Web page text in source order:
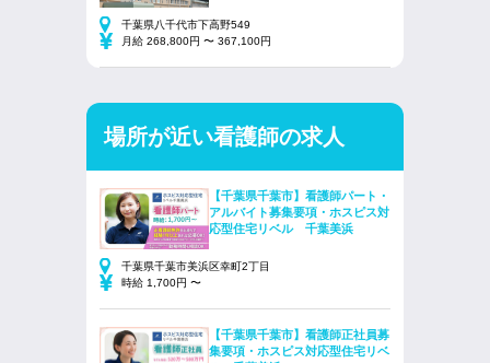
千葉県八千代市下高野549
月給 268,800円 〜 367,100円
場所が近い看護師の求人
【千葉県千葉市】看護師パート・
アルバイト募集要項・ホスピス対
応型住宅リベル 千葉美浜
千葉県千葉市美浜区幸町2丁目
時給 1,700円 〜
【千葉県千葉市】看護師正社員募
集要項・ホスピス対応型住宅リベ